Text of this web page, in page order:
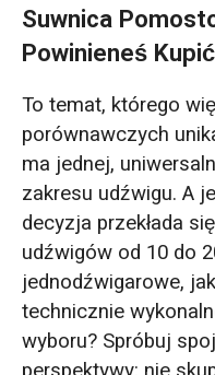
Suwnica
Powinieneś Kupić
To temat, którego
porównawczych
ma jednej,
zakresu udźwigu. A
decyzja przekłada
udźwigów od 10 do
jednodźwigarowe,
technicznie
wyboru? Spróbuj